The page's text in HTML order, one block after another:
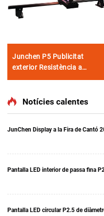
Junchen P5 Publicitat
exterior Resistència a
Pantalla Publicitària Mòbil
Notícies calentes
JunChen Display a la Fira de Cantó
Pantalla LED interior de passa fina
Pantalla LED circular P2.5 de